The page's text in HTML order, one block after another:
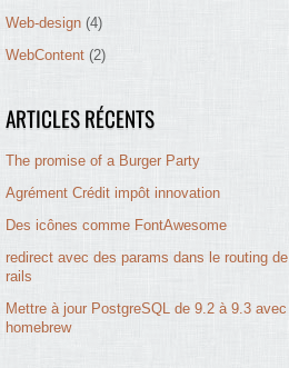
Web-design (4)
WebContent (2)
ARTICLES RÉCENTS
The promise of a Burger Party
Agrément Crédit impôt innovation
Des icônes comme FontAwesome
redirect avec des params dans le routing de
rails
Mettre à jour PostgreSQL de 9.2 à 9.3 avec
homebrew